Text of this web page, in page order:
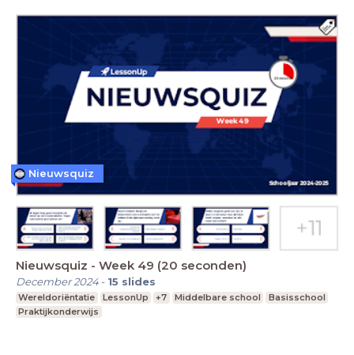
Nieuwsquiz - Week 49 (20 seconden)
December 2024- 15 slides
Wereldoriëntatie LessonUp +7 Middelbare school
Basisschool
Praktijkonderwijs
Nieuwsquiz